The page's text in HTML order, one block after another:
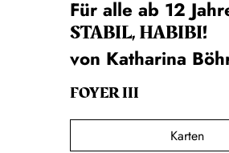
Für alle ab 12
STABIL, HABIBI!
von Katharina
FOYER III
Karten